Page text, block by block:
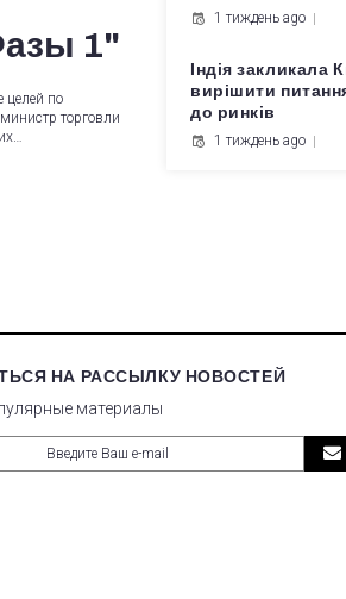
1"
целей по
торговли
1 тиждень ago
Індія закликала
вирішити
до ринків
1 тиждень ago
НА РАССЫЛКУ НОВОСТЕЙ
материалы